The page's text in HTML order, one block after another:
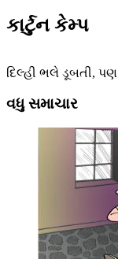
કાર્ટુન કેમ્પ
દિલ્હી ભલે ડૂબતી,
વધુ સમાચાર